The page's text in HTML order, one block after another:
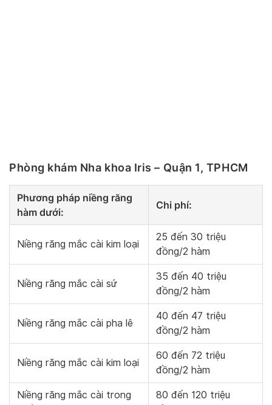
Phòng khám Nha khoa Iris – Quận 1, TPHCM
Phương pháp niềng răng
hàm dưới:
Chi phí:
Niềng răng mắc cài kim loại
25 đến 30 triệu
đồng/2 hàm
Niềng răng mắc cài sứ
35 đến 40 triệu
đồng/2 hàm
Niềng răng mắc cài pha lê
40 đến 47 triệu
đồng/2 hàm
Niềng răng mắc cài kim loại
60 đến 72 triệu
đồng/2 hàm
Niềng răng mắc cài trong
80 đến 120 triệu